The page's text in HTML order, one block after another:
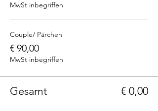
MwSt inbegriffen
Couple/ Pärchen
€ 90,00
MwSt inbegriffen
Gesamt € 0,00